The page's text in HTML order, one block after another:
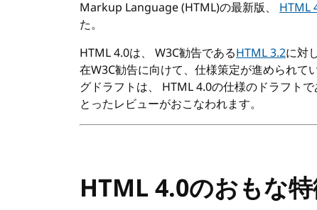
Markup Language (HTML)の最新版、 HTML
た。
HTML4.0は、 W3C勧告であるHTML3.2に対
在W3C勧告に向けて、仕様策定が進められて
グドラフトは、 HTML4.0の仕様のドラフト
とったレビューがおこなわれます。
HTML 4.0のおもな